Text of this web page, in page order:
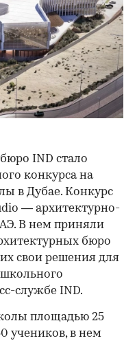
IND стало
конкурса на
в Дубае. Конкурс
— архитектурно-
В нем приняли
бюро
свои решения для
службе IND.
площадью 25
учеников, в нем